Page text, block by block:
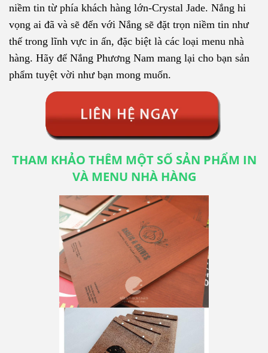
niềm tin từ phía khách hàng lớn-Crystal Jade. Nắng hi
vọng ai đã và sẽ đến với Nắng sẽ đặt trọn niềm tin như
thế trong lĩnh vực in ấn, đặc biệt là các loại menu nhà
hàng. Hãy để Nắng Phương Nam mang lại cho bạn sản
phẩm tuyệt vời như bạn mong muốn.
THAM KHẢO THÊM MỘT SỐ SẢN PHẨM IN
VÀ MENU NHÀ HÀNG